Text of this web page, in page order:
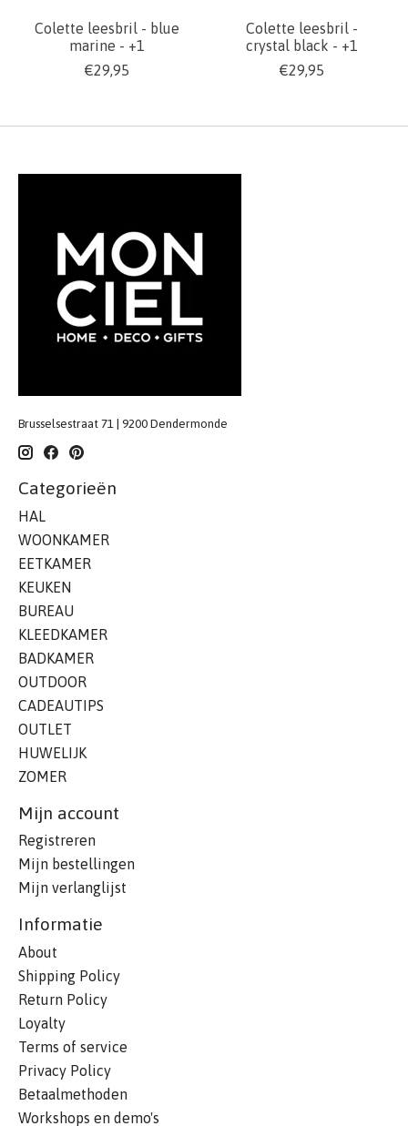
Colette leesbril - blue
marine - +1
€29,95
Colette leesbril -
crystal black - +1
€29,95
Brusselsestraat 71 | 9200 Dendermonde
Categorieën
HAL
WOONKAMER
EETKAMER
KEUKEN
BUREAU
KLEEDKAMER
BADKAMER
OUTDOOR
CADEAUTIPS
OUTLET
HUWELIJK
ZOMER
Mijn account
Registreren
Mijn bestellingen
Mijn verlanglijst
Informatie
About
Shipping Policy
Return Policy
Loyalty
Terms of service
Privacy Policy
Betaalmethoden
Workshops en demo's